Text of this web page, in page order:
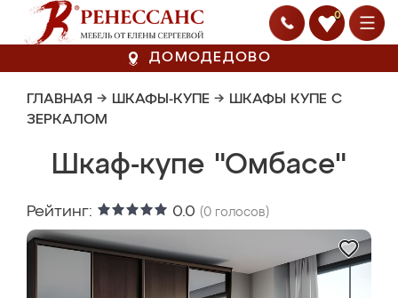
0
ДОМОДЕДОВО
ГЛАВНАЯ → ШКАФЫ-КУПЕ → ШКАФЫ КУПЕ С
ЗЕРКАЛОМ
Шкаф-купе "Омбасе"
Рейтинг: 0.0 (0 голосов)